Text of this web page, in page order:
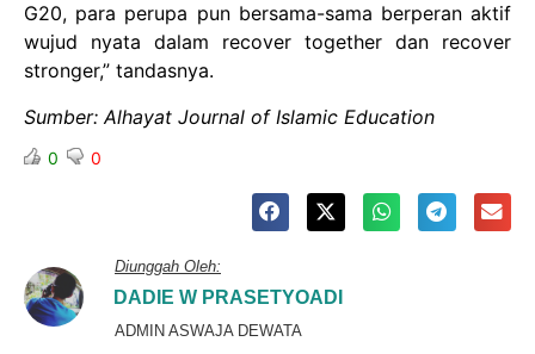
G20, para perupa pun bersama-sama berperan aktif
wujud nyata dalam recover together dan recover
stronger,” tandasnya.
Sumber: Alhayat Journal of Islamic Education
0 0
Diunggah Oleh:
DADIE W PRASETYOADI
ADMIN ASWAJA DEWATA